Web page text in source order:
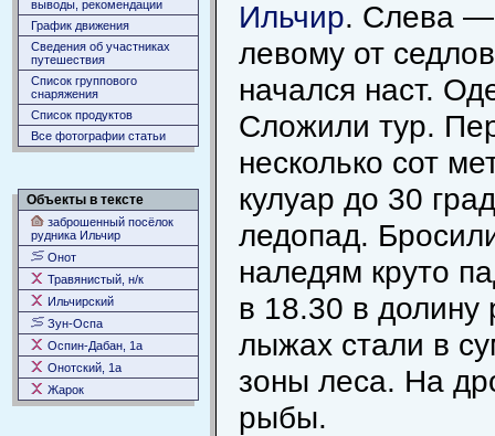
выводы, рекомендации
График движения
Сведения об участниках
путешествия
Список группового
снаряжения
Список продуктов
Все фотографии статьи
Объекты в тексте
заброшенный посёлок
рудника Ильчир
Онот
Травянистый, н/к
Ильчирский
Зун-Оспа
Оспин-Дабан, 1а
Онотский, 1а
Жарок
Ильчир. Слева —
левому от
начался наст.
Сложили тур.
несколько сот
кулуар до 30
ледопад.
наледям круто
в 18.30 в долину
лыжах стали в
зоны леса. На
рыбы.